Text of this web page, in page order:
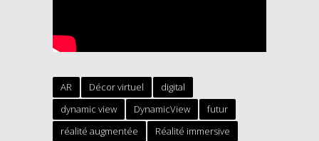
AR Décor virtuel
digital
dynamic view
DynamicView
futur
réalité augmentée
Réalité immersive